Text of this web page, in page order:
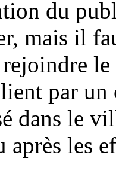
du
mais il
par
dans le
après les